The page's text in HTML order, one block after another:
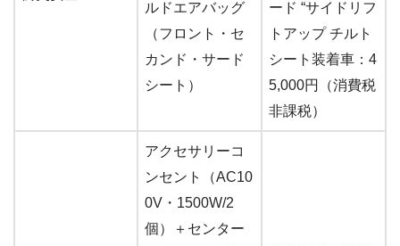
ルドエアバッグ
（フロント・セ
カンド・サード
シート）
ード “サイドリフ
トアップ チルト
シート装着車：4
5,000円（消費税
非課税）
アクセサリーコ
ンセント（AC10
0V・1500W/2
個）＋センター